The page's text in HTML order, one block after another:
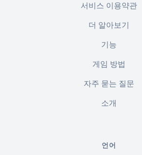
서비스 이용약관
더 알아보기
기능
게임 방법
자주 묻는 질문
소개
언어